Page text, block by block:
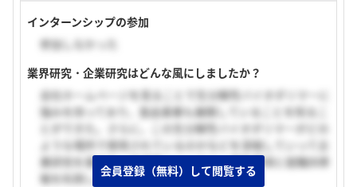
インターンシップの参加
参加しなかった
業界研究・企業研究はどんな風にしましたか？
会社ホームページを見ることで生分解性バイオポリマーに
強みを持っており，食品事業も展開していることを知るこ
とができた。さらに，この生分解性バイオポリマーがどの
ような場所で使用されているのかなどを深堀していって企
業研究を進めた。待遇等については，募集要項と就職四季
報を利用し，理解を深めていった。
会員登録（無料）して閲覧する